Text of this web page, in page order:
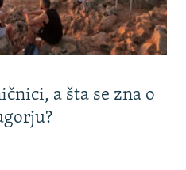
a šta se zna o